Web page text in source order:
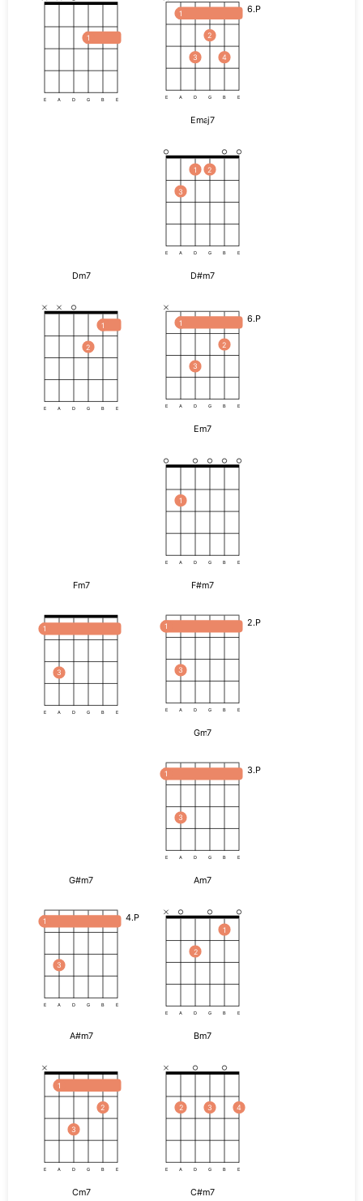
1
E A D G B E
6.P
1
3
2
4
E A D G B E
Emaj7
3
1 2
E A D G B E
Dm7
2
1
E A D G B E
D#m7
6.P
1
3
2
E A D G B E
Em7
1
E A D G B E
Fm7
1
3
E A D G B E
F#m7
2.P
1
3
E A D G B E
Gm7
3.P
1
3
E A D G B E
G#m7
4.P
1
3
E A D G B E
Am7
2
1
E A D G B E
A#m7
1
3
2
E A D G B E
Bm7
2 3 4
E A D G B E
Cm7 C#m7